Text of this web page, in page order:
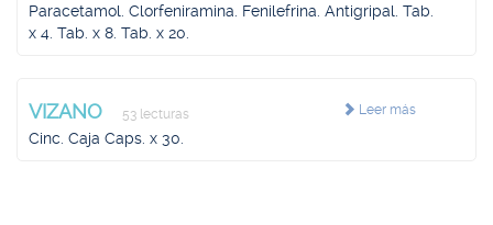
Paracetamol. Clorfeniramina. Fenilefrina. Antigripal. Tab.
x 4. Tab. x 8. Tab. x 20.
Leer más
VIZANO 53 lecturas
Cinc. Caja Caps. x 30.